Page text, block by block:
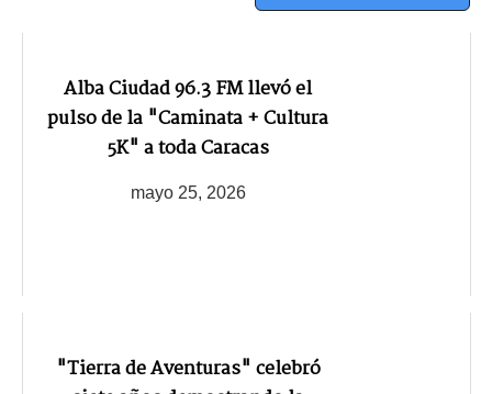
Alba Ciudad 96.3 FM llevó el
pulso de la "Caminata + Cultura
5K" a toda Caracas
mayo 25, 2026
"Tierra de Aventuras" celebró